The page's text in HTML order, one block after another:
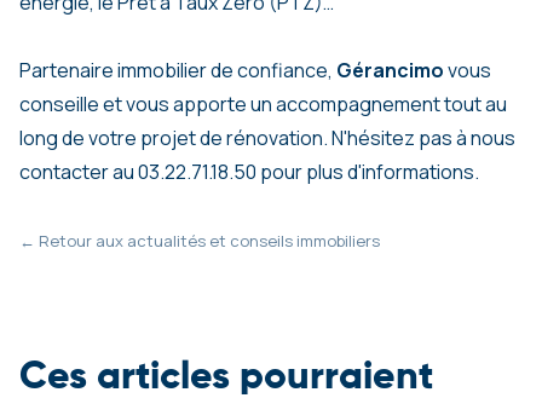
Partenaire immobilier de confiance, Gérancimovous
conseille et vous apporte un accompagnement tout au
long de votre projet de rénovation. N'hésitez pas à nous
contacter au 03.22.71.18.50 pour plus d'informations.
← Retour aux actualités et conseils immobiliers
Ces articles pourraient